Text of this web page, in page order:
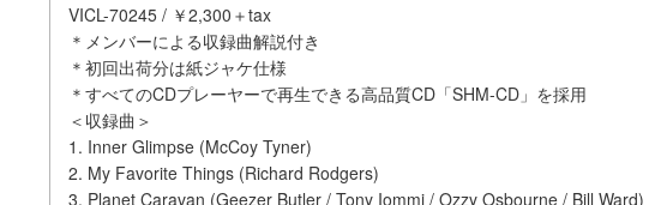
VICL-70245 / ￥2,300＋tax
＊メンバーによる収録曲解説付き
＊初回出荷分は紙ジャケ仕様
＊すべてのCDプレーヤーで再生できる高品質CD「SHM-CD」を採用
＜収録曲＞
1. Inner Glimpse (McCoy Tyner)
2. My Favorite Things (Richard Rodgers)
3. Planet Caravan (Geezer Butler / Tony Iommi / Ozzy Osbourne / Bill Ward)